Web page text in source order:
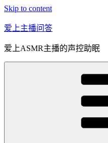
Skip to content
爱上主播问答
爱上ASMR主播的声控助眠